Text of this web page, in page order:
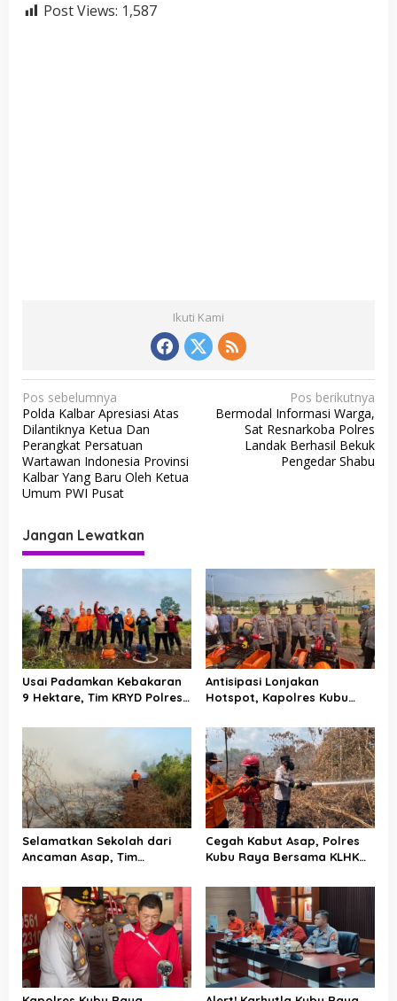
Post Views: 1,587
Ikuti Kami
N
a
v
i
g
s
i
o
s
Pos sebelumnya
Polda Kalbar Apresiasi Atas
Dilantiknya Ketua Dan
Perangkat Persatuan
Wartawan Indonesia Provinsi
Kalbar Yang Baru Oleh Ketua
Umum PWI Pusat
Pos berikutnya
Bermodal Informasi Warga,
Sat Resnarkoba Polres
Landak Berhasil Bekuk
Pengedar Shabu
Jangan Lewatkan
Usai Padamkan Kebakaran
9 Hektare, Tim KRYD Polres
Bara di Bawah Gambut
Antisipasi Lonjakan
Hotspot, Kapolres Kubu
Pemadam Karhutla
Selamatkan Sekolah dari
Ancaman Asap, Tim
Karhutla di Limbung Kubu
Raya
Cegah Kabut Asap, Polres
Kubu Raya Bersama KLHK
Titik Rawan Karhutla